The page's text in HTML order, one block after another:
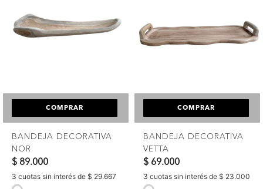
COMPRAR
BANDEJA DECORATIVA
NOR
$ 89.000
3 cuotas sin interés de $ 29.667
COMPRAR
BANDEJA DECORATIVA
VETTA
$ 69.000
3 cuotas sin interés de $ 23.000